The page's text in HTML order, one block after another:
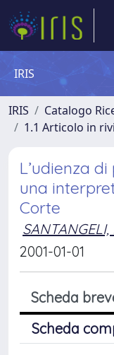
IRIS
IRIS Catalogo
1.1 Articolo in
L’udienza
una
Corte
2001-01-01
Scheda
Scheda